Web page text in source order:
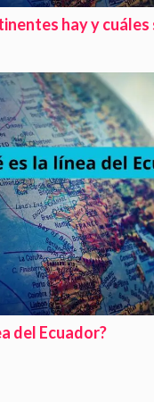
hay y cuáles
del Ecuador?